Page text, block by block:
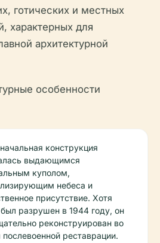
готических и местных
характерных для
архитектурной
особенности
конструкция
выдающимся
куполом,
небеса и
присутствие. Хотя
разрушен в 1944 году, он
реконструирован во
реставрации.